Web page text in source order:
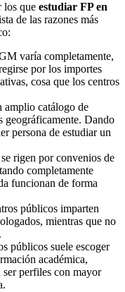
los que estudiar FP en
de las razones más
varía completamente,
por los importes
cosa que los centros
amplio catálogo de
geográficamente. Dando
persona de estudiar un
rigen por convenios de
completamente
funcionan de forma
públicos imparten
mientras que no
públicos suele escoger
académica,
ser perfiles con mayor